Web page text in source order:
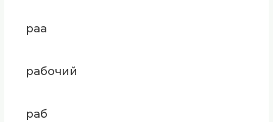
раа
рабочий
раб